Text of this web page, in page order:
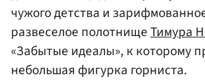
чужого детства и
развеселое полотнищеТимура
«Забытые идеалы», к которому
небольшая фигурка горниста.